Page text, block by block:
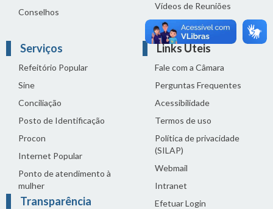
Conselhos
Vídeos de Reuniões
Solenidades
Serviços
Refeitório Popular
Sine
Conciliação
Posto de Identificação
Procon
Internet Popular
Ponto de atendimento à
mulher
Transparência
Links Úteis
Fale com a Câmara
Perguntas Frequentes
Acessibilidade
Termos de uso
Política de privacidade
(SILAP)
Webmail
Intranet
Efetuar Login